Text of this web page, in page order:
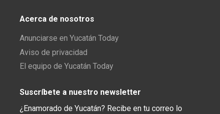
Acerca de nosotros
Anunciarse en Yucatán Today
Aviso de privacidad
El equipo de Yucatán Today
Suscríbete a nuestro newsletter
¿Enamorado de Yucatán? Recibe en tu correo lo